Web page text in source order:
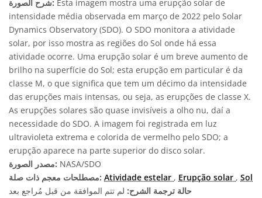
شرح الصورة: Esta imagem mostra uma erupção solar de
intensidade média observada em março de 2022 pelo Solar
Dynamics Observatory (SDO). O SDO monitora a atividade
solar, por isso mostra as regiões do Sol onde há essa
atividade ocorre. Uma erupção solar é um breve aumento de
brilho na superfície do Sol; esta erupção em particular é da
classe M, o que significa que tem um décimo da intensidade
das erupções mais intensas, ou seja, as erupções de classe X.
As erupções solares são quase invisíveis a olho nu, daí a
necessidade do SDO. A imagem foi registrada em luz
ultravioleta extrema e colorida de vermelho pelo SDO; a
erupção aparece na parte superior do disco solar.
مصدر الصورة: NASA/SDO
مصطلحات معجم ذات صلة: Atividade estelar , Erupção solar , Sol
حالة ترجمة الشرح: لم تتم الموافقة من قبل مُراجع بعد